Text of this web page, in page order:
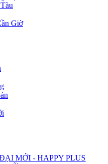
Giờ
MỚI - HAPPY PLUS